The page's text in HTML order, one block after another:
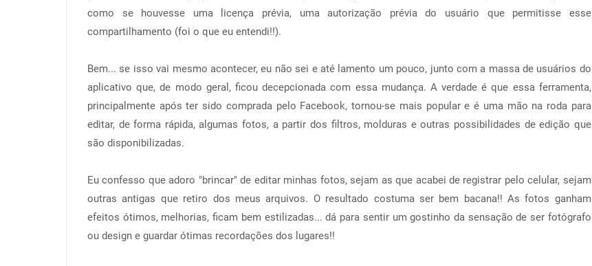
como se houvesse uma licença prévia, uma autorização prévia do usuário que permitisse esse
compartilhamento (foi o que eu entendi!!).
Bem... se isso vai mesmo acontecer, eu não sei e até lamento um pouco, junto com a massa de usuários do
aplicativo que, de modo geral, ficou decepcionada com essa mudança. A verdade é que essa ferramenta,
principalmente após ter sido comprada pelo Facebook, tornou-se mais popular e é uma mão na roda para
editar, de forma rápida, algumas fotos, a partir dos filtros, molduras e outras possibilidades de edição que
são disponibilizadas.
Eu confesso que adoro "brincar" de editar minhas fotos, sejam as que acabei de registrar pelo celular, sejam
outras antigas que retiro dos meus arquivos. O resultado costuma ser bem bacana!! As fotos ganham
efeitos ótimos, melhorias, ficam bem estilizadas... dá para sentir um gostinho da sensação de ser fotógrafo
ou design e guardar ótimas recordações dos lugares!!